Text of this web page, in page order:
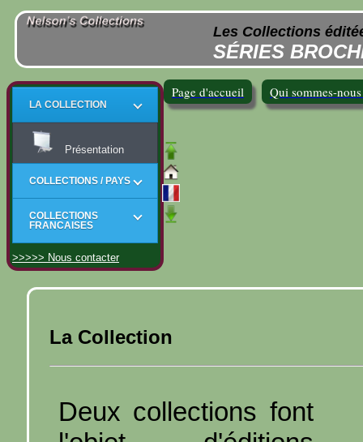
Les Collections
SÉRIES
LA COLLECTION
Présentation
COLLECTIONS / PAYS
COLLECTIONS
FRANCAISES
>>>>> Nous contacter
La Collection
Deux collections font
Page d'accueil Qui sommes-